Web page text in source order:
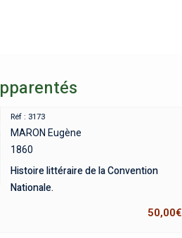
Réf : 3173
MARON Eugène
1860
Histoire littéraire de la Convention
Nationale.
50,00€